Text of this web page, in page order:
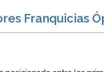
Franquicias